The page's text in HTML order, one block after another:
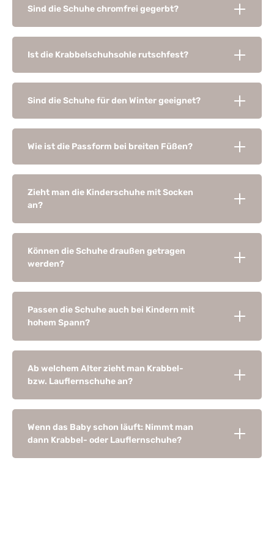
Sind die Schuhe chromfrei gegerbt?
Ist die Krabbelschuhsohle rutschfest?
Sind die Schuhe für den Winter geeignet?
Wie ist die Passform bei breiten Füßen?
Zieht man die Kinderschuhe mit Socken
an?
Können die Schuhe draußen getragen
werden?
Passen die Schuhe auch bei Kindern mit
hohem Spann?
Ab welchem Alter zieht man Krabbel-
bzw. Lauflernschuhe an?
Wenn das Baby schon läuft: Nimmt man
dann Krabbel- oder Lauflernschuhe?